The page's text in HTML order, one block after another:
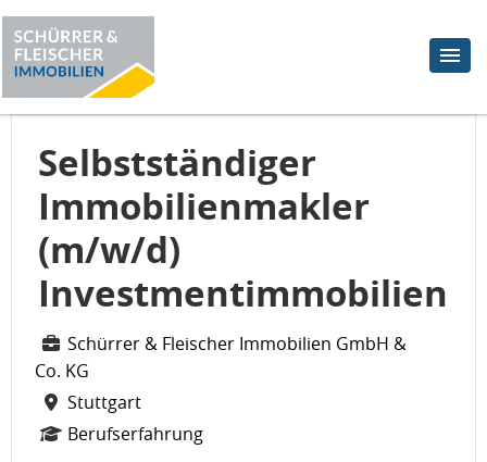
Selbstständiger
Immobilienmakler
(m/w/d)
Investmentimmobilien
Schürrer & Fleischer Immobilien GmbH &
Co. KG
Stuttgart
Berufserfahrung